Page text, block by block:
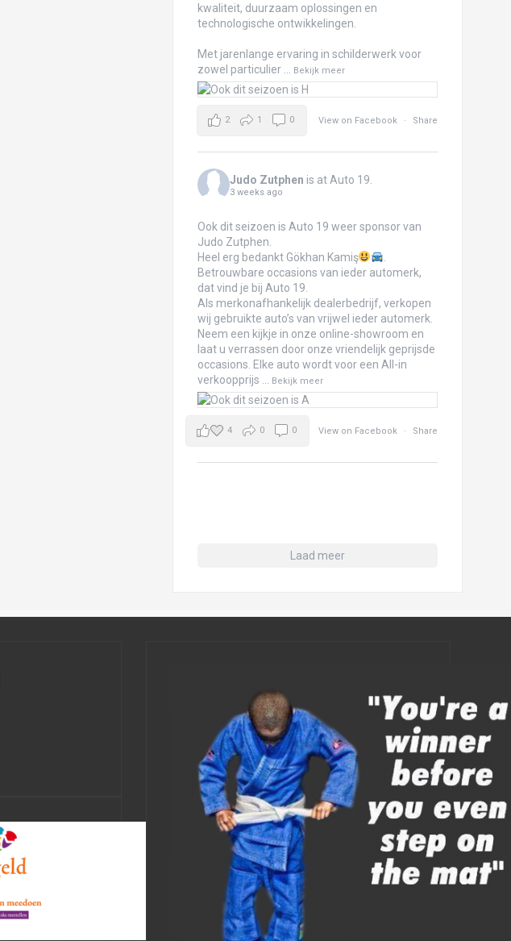
kwaliteit, duurzaam oplossingen en
technologische ontwikkelingen.
Met jarenlange ervaring in schilderwerk voor
zowel particulier
Bekijk meer
View on Facebook · Share
2 1 0
Judo Zutphen is at Auto 19.
3 weeks ago
Ook dit seizoen is Auto 19 weer sponsor van
Judo Zutphen.
Heel erg bedankt Gökhan Kamiş
Betrouwbare occasions van ieder automerk,
dat vind je bij Auto 19.
Als merkonafhankelijk dealerbedrijf, verkopen
wij gebruikte auto’s van vrijwel ieder automerk.
Neem een kijkje in onze online-showroom en
laat u verrassen door onze vriendelijk geprijsde
occasions. Elke auto wordt voor een All-in
verkoopprijs
Bekijk meer
View on Facebook · Share
4 0 0
Laad meer